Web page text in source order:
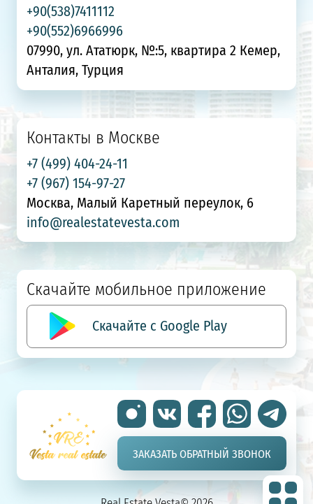
ЗАКАЗАТЬ ОБРАТНЫЙ ЗВОНОК
+90(538)7411112
+90(552)6966996
07990, ул. Ататюрк, №:5, квартира 2 Кемер,
Анталия, Турция
Контакты в Москве
+7 (499) 404-24-11
+7 (967) 154-97-27
Москва, Малый Каретный переулок, 6
info@realestatevesta.com
Скачайте мобильное приложение
Скачайте с Google Play